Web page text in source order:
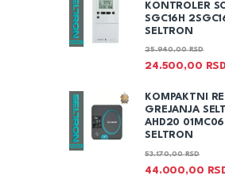
KONTROLER
SGC16H
SELTRON
24.500,00
25.940,00RSD
KOMPAKTNI
GREJANJA
AHD20
SELTRON
44.000,00
53.170,00RSD